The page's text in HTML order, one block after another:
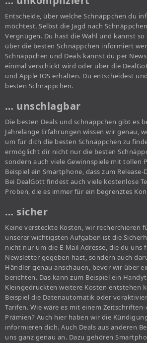
Entscheide, über welche Schnäppchen du
möchtest. Selbst die Jagd nach
Vergnügen. Du hast die Wahl und kannst
über die besten Schnäppchen informiert
Schnäppchen und Deals kannst du per
einmal verschickt wird oder über die
und Apple IOS erhalten. Du entscheidest
besten Schnäppchen.
… unschlagbar
Die besten Deals und schnäppchen gibt es
Jahrelange Erfahrungen wissen wir genau,
um für dich die besten Schnäppchen zu
ermöglicht dir nicht nur die besten
sondern auch viele Gewinnspiele mit tollen
Beispiel ein Smartphone, dass zum
Bei DealGott findest auch viele kostenlose
Proben, die es immer für ein begrenztes
… sicher
Keine versteckte Kosten, wir recherchieren
unserer wichtigsten Aufgaben ist die
nicht nur um die E-Mail Adresse, die du uns
Newsletter gegeben hast, sondern auch
Händler genau anschauen, bevor wir über
berichten. Das kann zum Beispiel ein
Kleingedruckten weitere Kosten entstehen
Beispiel die Datenautomatik oder
Tarifen. Wie wäre es mit einem
Prämien? Auch hier haben wir die
informieren dich. Auch Deals aus anderen
uns ganz genau an. Dazu gehören